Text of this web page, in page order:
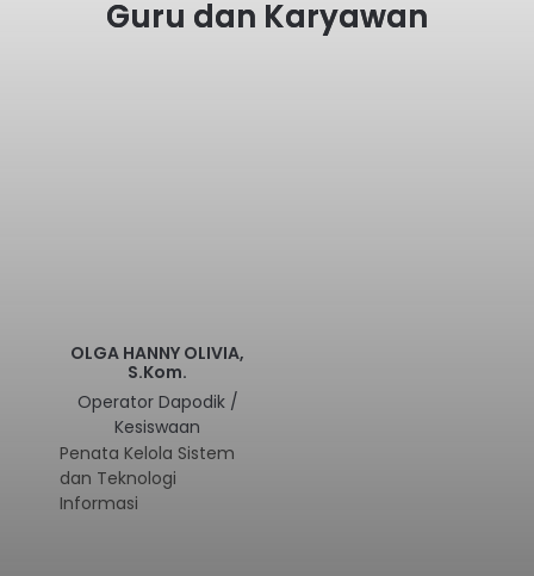
Guru dan Karyawan
OLGA HANNY OLIVIA,
S.Kom.
Operator Dapodik /
Kesiswaan
Penata Kelola Sistem
dan Teknologi
Informasi